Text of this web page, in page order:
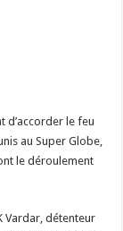
d’accorder le feu
au Super Globe,
le déroulement
Vardar, détenteur